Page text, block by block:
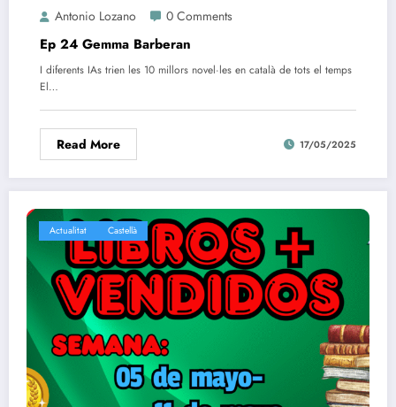
Antonio Lozano 0 Comments
Ep 24 Gemma Barberan
I diferents IAs trien les 10 millors novel·les en català de tots el temps
El…
Read More 17/05/2025
Actualitat Castellà